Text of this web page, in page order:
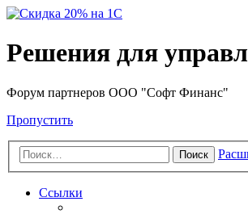
Решения для
Форум партнеров ООО "Софт Финанс"
Пропустить
Поиск
Ссылки